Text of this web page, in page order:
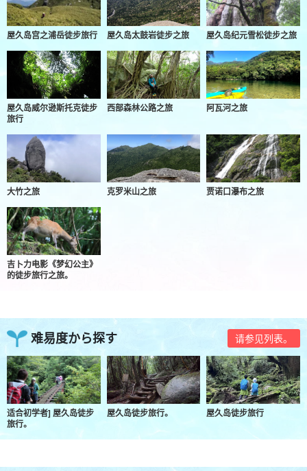
屋久岛宫之浦岳徒步旅行 屋久岛太鼓岩徒步之旅 屋久岛纪元雪松徒步之旅
屋久岛威尔逊斯托克徒步
旅行
西部森林公路之旅 阿瓦河之旅
大竹之旅 克罗米山之旅 贾诺口瀑布之旅
吉卜力电影《梦幻公主》
的徒步旅行之旅。
难易度から探す 请参见列表。
适合初学者] 屋久岛徒步
旅行。
屋久岛徒步旅行。 屋久岛徒步旅行